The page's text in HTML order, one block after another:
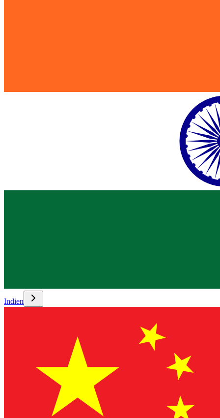
Indien